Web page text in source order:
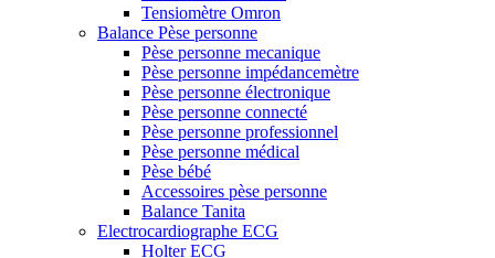
Tensiomètre Omron
Balance Pèse personne
Pèse personne mecanique
Pèse personne impédancemètre
Pèse personne électronique
Pèse personne connecté
Pèse personne professionnel
Pèse personne médical
Pèse bébé
Accessoires pèse personne
Balance Tanita
Electrocardiographe ECG
Holter ECG